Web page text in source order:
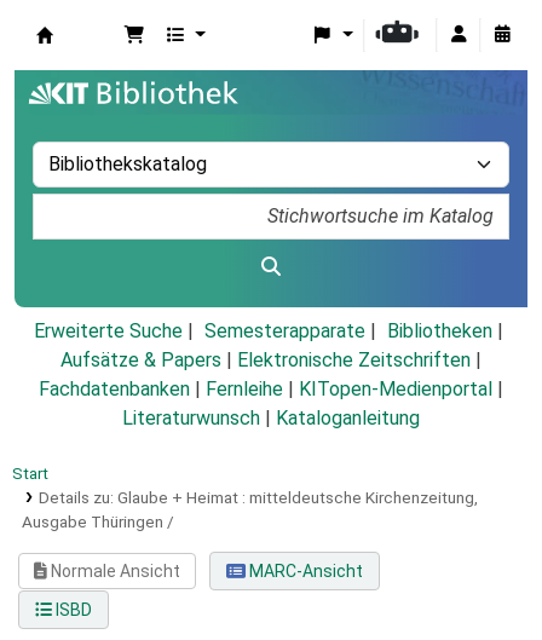
Erweiterte Suche Semesterapparate
Bibliotheken
Aufsätze & Papers
Elektronische Zeitschriften
Fachdatenbanken
Fernleihe KITopen-Medienportal
Literaturwunsch
Kataloganleitung
Start
Details zu: Glaube + Heimat : mitteldeutsche Kirchenzeitung,
Ausgabe Thüringen /
Normale Ansicht
MARC-Ansicht
ISBD